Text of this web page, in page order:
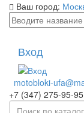
Ваш город:
Вход
motobloki-
+7 (347) 275-95-